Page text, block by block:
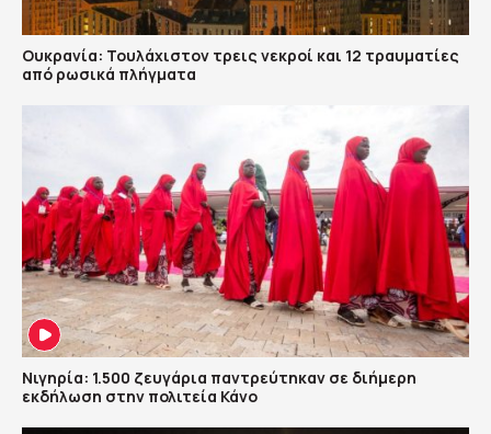
Ουκρανία: Τουλάχιστον τρεις νεκροί και 12 τραυματίες
από ρωσικά πλήγματα
Νιγηρία: 1.500 ζευγάρια παντρεύτηκαν σε διήμερη
εκδήλωση στην πολιτεία Κάνο